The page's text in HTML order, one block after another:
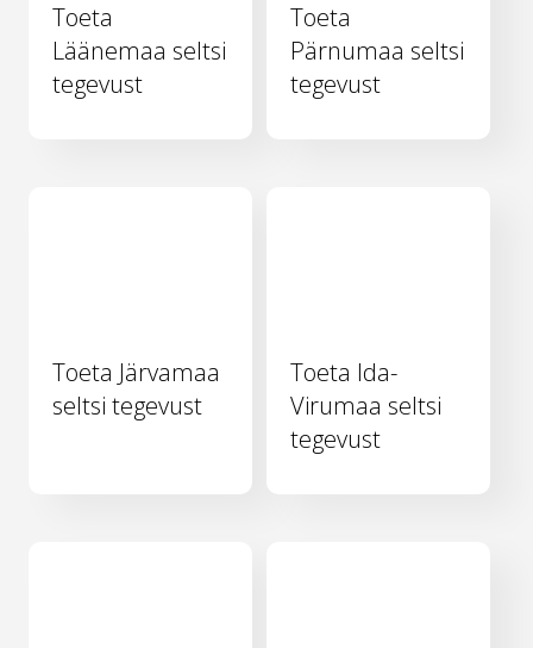
Toeta
Läänemaa seltsi
tegevust
Toeta
Pärnumaa seltsi
tegevust
Toeta Järvamaa
seltsi tegevust
Toeta Ida-
Virumaa seltsi
tegevust